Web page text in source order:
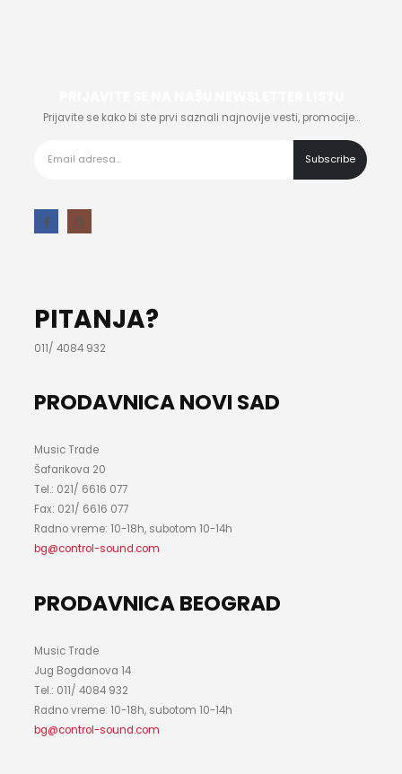
Prijavite se kako bi ste prvi saznali najnovije vesti, promocije…
PITANJA?
011/ 4084 932
PRODAVNICA NOVI SAD
Music Trade
Šafarikova 20
Tel.: 021/ 6616 077
Fax: 021/ 6616 077
Radno vreme: 10-18h, subotom 10-14h
bg@control-sound.com
PRODAVNICA BEOGRAD
Music Trade
Jug Bogdanova 14
Tel.: 011/ 4084 932
Radno vreme: 10-18h, subotom 10-14h
bg@control-sound.com